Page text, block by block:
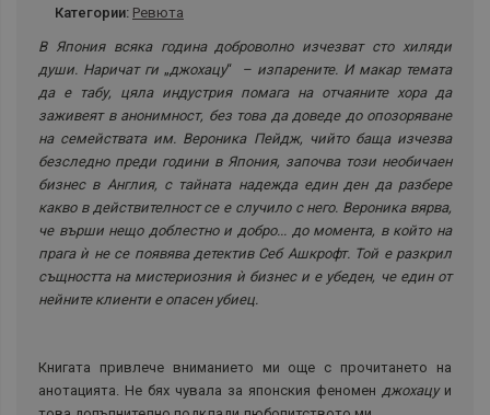
Категории: Ревюта
В Япония всяка година доброволно изчезват сто хиляди
души. Наричат ги „джохацу“
– изпарените. И макар темата
да е табу, цяла индустрия помага на отчаяните хора да
заживеят в анонимност, без това да доведе до опозоряване
на семействата им. Вероника Пейдж, чийто баща изчезва
безследно преди години в Япония, започва този необичаен
бизнес в Англия, с тайната надежда един ден да разбере
какво в действителност се е случило с него. Вероника вярва,
че върши нещо доблестно и добро... до момента, в който на
прага ѝ не се появява детектив Себ Ашкрофт. Той е разкрил
същността на мистериозния ѝ бизнес и е убеден, че един от
нейните клиенти е опасен убиец.
Книгата привлече вниманието ми още с прочитането на
анотацията. Не бях чувала за японския феномен джохацу и